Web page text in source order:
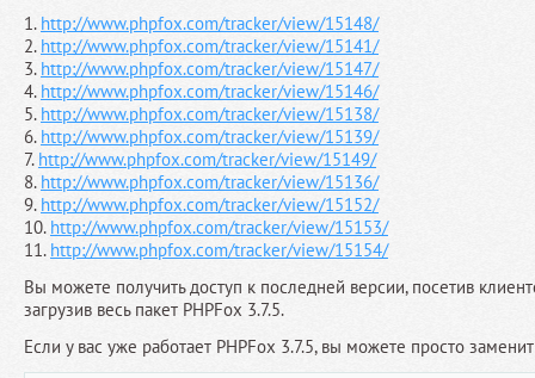
1. http://www.phpfox.com/tracker/view/15148/
2. http://www.phpfox.com/tracker/view/15141/
3. http://www.phpfox.com/tracker/view/15147/
4. http://www.phpfox.com/tracker/view/15146/
5. http://www.phpfox.com/tracker/view/15138/
6. http://www.phpfox.com/tracker/view/15139/
7. http://www.phpfox.com/tracker/view/15149/
8. http://www.phpfox.com/tracker/view/15136/
9. http://www.phpfox.com/tracker/view/15152/
10. http://www.phpfox.com/tracker/view/15153/
11. http://www.phpfox.com/tracker/view/15154/
Вы можете получить доступ к последней версии, посетив
загрузив весь пакет PHPFox 3.7.5.
Если у вас уже работает PHPFox 3.7.5, вы можете просто